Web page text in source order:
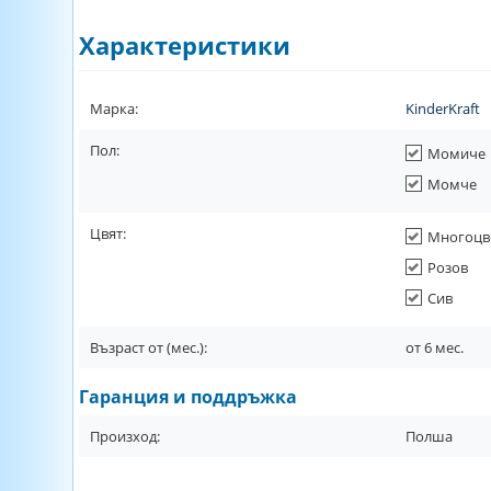
Характеристики
Марка: KinderKraft
Пол:
Момиче
Момче
Цвят:
Розов
Сив
Възраст от (мес.): от6 мес.
Гаранция и поддръжка
Произход: Полша